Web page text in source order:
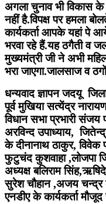
अगला चुनाव भी विकास के
नहीं है.विपक्ष पर हमला
कार्यकर्ता आपके यहां पे
भरवा रहे हैं.यह ठगैती व
मुख्यमंत्री जी ने अभी
भरा जाएगा.जालसाज व
धन्यवाद ज्ञापन जदयू
पूर्व मुखिया सत्येंद्र
विधान सभा प्रभारी
अरविन्द उपाध्याय,
के दीनानाथ ठाकुर, विवेक
फुटुचंद कुशवाहा ,लोजपा
अध्यक्ष बलिराम
सुरेश चौहान ,अजय चन्द्र
एनडीए के कार्यकर्ता मौजूद